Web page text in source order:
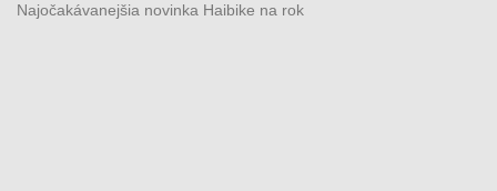
Najočakávanejšia novinka Haibike na rok